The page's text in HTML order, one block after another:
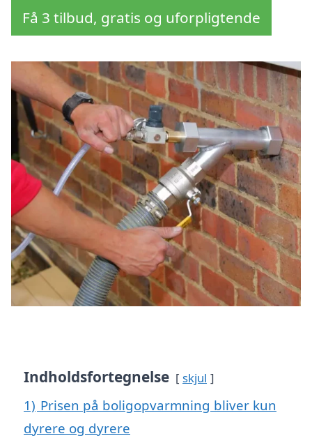
Få 3 tilbud, gratis og uforpligtende
Indholdsfortegnelse skjul
1) Prisen på boligopvarmning bliver kun
dyrere og dyrere